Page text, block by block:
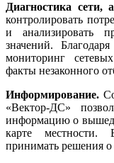
Диагностика сети,
контролировать
и анализировать
значений.
мониторинг
факты незаконного
Информирование.
«Вектор-ДС»
информацию о
карте местности.
принимать решения о